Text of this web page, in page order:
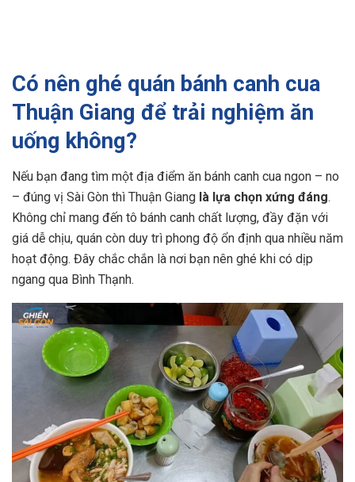
Có nên ghé quán bánh canh cua
Thuận Giang để trải nghiệm ăn
uống không?
Nếu bạn đang tìm một địa điểm ăn bánh canh cua ngon – no
– đúng vị Sài Gòn thì Thuận Giang là lựa chọn xứng đáng.
Không chỉ mang đến tô bánh canh chất lượng, đầy đặn với
giá dễ chịu, quán còn duy trì phong độ ổn định qua nhiều năm
hoạt động. Đây chắc chắn là nơi bạn nên ghé khi có dịp
ngang qua Bình Thạnh.